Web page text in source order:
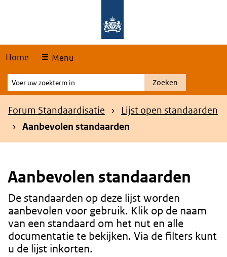
Home Menu
Voer
uw
zoekterm
Zoeken
Kruimelpad
Forum Standaardisatie
Lijst open standaarden
Aanbevolen standaarden
Aanbevolen standaarden
Content
De standaarden op deze lijst worden
aanbevolen voor gebruik. Klik op de naam
van een standaard om het nut en alle
documentatie te bekijken. Via de filters kunt
u de lijst inkorten.